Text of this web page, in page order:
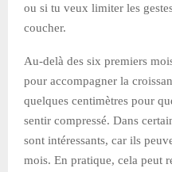
ou si tu veux limiter les
coucher.
Au-delà des six premiers
pour accompagner la
quelques centimètres pour
sentir compressé. Dans
sont intéressants, car ils
mois. En pratique, cela peut